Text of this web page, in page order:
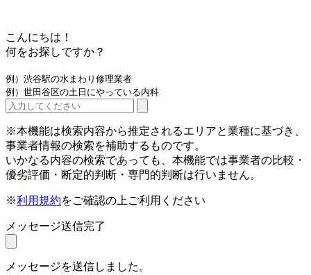
こんにちは！
何をお探しですか？
例）渋谷駅の水まわり修理業者
例）世田谷区の土日にやっている内科
※本機能は検索内容から推定されるエリアと業種に基づき、
事業者情報の検索を補助するものです。
いかなる内容の検索であっても、本機能では事業者の比較・
優劣評価・断定的判断・専門的判断は行いません。
※利用規約をご確認の上ご利用ください
メッセージ送信完了
メッセージを送信しました。